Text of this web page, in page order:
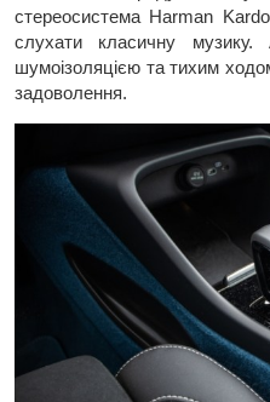
стереосистема Harman
слухати класичну
шумоізоляцією та тихим
задоволення.